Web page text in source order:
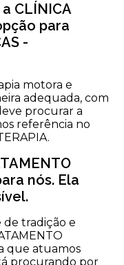
CLÍNICA
para
-
motora e
adequada, com
procurar a
referência no
nós. Ela
de tradição e
que atuamos
procurando por